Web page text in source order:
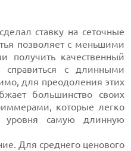
ставку на сеточные
позволяет с меньшими
получить качественный
справиться с длинными
для преодоления этих
большинство своих
которые легко
уровня самую длинную
Для среднего ценового